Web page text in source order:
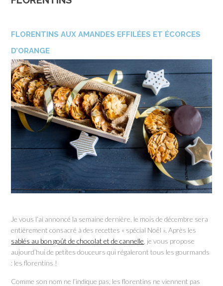
FLORENTINS AUX AMANDES EFFILÉES ET ÉCORCES
D’ORANGE
Je vous l’ai annoncé la semaine dernière, le mois de décembre sera
entièrement consacré à des recettes « spécial Noël ». Après les
sablés au bon goût de chocolat et de cannelle , je vous propose
aujourd’hui de petites douceurs qui régaleront tous les gourmands
: les florentins !
Comme son nom ne l’indique pas, les florentins ne viennent pas